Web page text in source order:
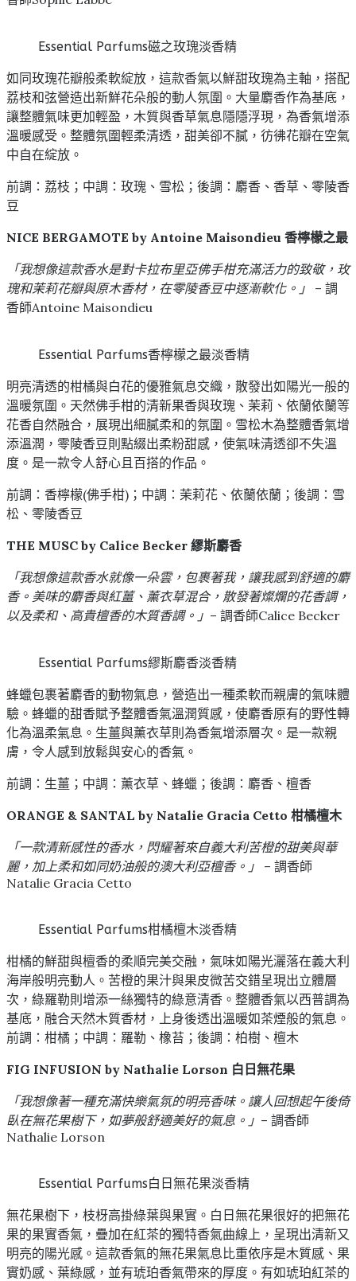
Essential Parfums磁之玫瑰淡香精
如同玫瑰花瓣般柔軟綻放，這款香氣以鮮甜玫瑰為主軸，搭配
荔枝和弦營造出新鮮花朵般的動人氛圍。大量麝香作為基底，
讓整體氣味更加輕盈，木質與香草氣息隱隱浮現，為香氣增添
溫暖感受。整體氛圍輕柔清透，甜美卻不膩，彷彿花瓣在空氣
中自在綻放。
前調：荔枝；中調：玫瑰、雪松；後調：麝香、香草、零陵香
豆
NICE BERGAMOTE by Antoine Maisondieu 香檸檬之最
「我想像這款香水是對卡拉布里亞佛手柑充滿活力的致敬，玫
瑰和茉莉花瓣與原木香材，在零陵香豆中逐漸軟化。」
– 調
香師Antoine Maisondieu
Essential Parfums香檸檬之最淡香精
明亮清透的柑橘與白花的優雅氣息交織，散發出如陽光一般的
溫暖氛圍。天然佛手柑的清新果香與玫瑰、茉莉、依蘭依蘭等
花香自然融合，展現出細膩柔和的氛圍。雪松木為整體香氣增
添溫潤，零陵香豆則點綴出柔粉甜感，使氣味清透卻不失溫
度。是一款令人舒心且百搭的作品。
前調：香檸檬(佛手柑)；中調：茉莉花、依蘭依蘭；後調：雪
松、零陵香豆
THE MUSC by Calice Becker 繆斯麝香
「我想像這款香水就像一朵雲，包裹著我，讓我感到舒適的麝
香。美味的麝香與紅薑、薰衣草混合，散發著燦爛的花香調，
以及柔和、高貴檀香的木質香調。」 – 調香師Calice Becker
Essential Parfums繆斯麝香淡香精
蜂蠟包裹著麝香的動物氣息，營造出一種柔軟而親膚的氣味體
驗。蜂蠟的甜香賦予整體香氣溫潤質感，使麝香原有的野性轉
化為溫柔氣息。生薑與薰衣草則為香氣增添層次。是一款親
膚，令人感到放鬆與安心的香氣。
前調：生薑；中調：薰衣草、蜂蠟；後調：麝香、檀香
ORANGE & SANTAL by Natalie Gracia Cetto 柑橘檀木
「一款清新感性的香水，閃耀著來自義大利苦橙的甜美與華
麗，加上柔和如同奶油般的澳大利亞檀香。」
– 調香師
Natalie Gracia Cetto
Essential Parfums柑橘檀木淡香精
柑橘的鮮甜與檀香的柔順完美交融，氣味如陽光灑落在義大利
海岸般明亮動人。苦橙的果汁與果皮微苦交錯呈現出立體層
次，綠羅勒則增添一絲獨特的綠意清香。整體香氣以西普調為
基底，融合天然木質香材，上身後透出溫暖如茶煙般的氣息。
前調：柑橘；中調：羅勒、橡苔；後調：柏樹、檀木
FIG INFUSION by Nathalie Lorson 白日無花果
「我想像著一種充滿快樂氣氛的明亮香味。讓人回想起午後倚
臥在無花果樹下，如夢般舒適美好的氣息。」 – 調香師
Nathalie Lorson
Essential Parfums白日無花果淡香精
無花果樹下，枝枒高掛綠葉與果實。白日無花果很好的把無花
果的果實香氣，疊加在紅茶的獨特香氣曲線上，呈現出清新又
明亮的陽光感。這款香氣的無花果氣息比重依序是木質感、果
實奶感、葉綠感，並有琥珀香氣帶來的厚度。有如琥珀紅茶的